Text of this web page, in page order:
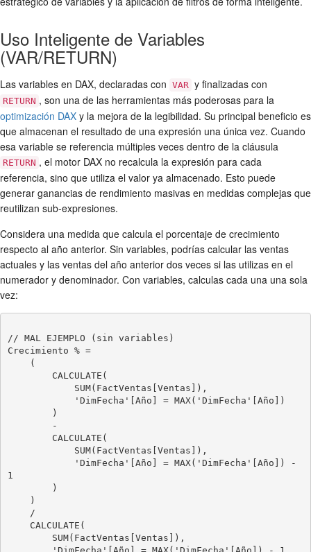
Uso Inteligente de Variables
(VAR/RETURN)
Las variables en DAX, declaradas con VAR y finalizadas con
RETURN , son una de las herramientas más poderosas para la
optimización DAX y la mejora de la legibilidad. Su principal beneficio es
que almacenan el resultado de una expresión una única vez. Cuando
esa variable se referencia múltiples veces dentro de la cláusula
RETURN , el motor DAX no recalcula la expresión para cada
referencia, sino que utiliza el valor ya almacenado. Esto puede
generar ganancias de rendimiento masivas en medidas complejas que
reutilizan sub-expresiones.
Considera una medida que calcula el porcentaje de crecimiento
respecto al año anterior. Sin variables, podrías calcular las ventas
actuales y las ventas del año anterior dos veces si las utilizas en el
numerador y denominador. Con variables, calculas cada una una sola
vez:
// MAL EJEMPLO (sin variables)
Crecimiento % =
1